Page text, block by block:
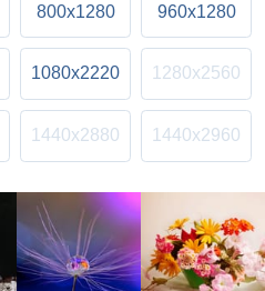
800x1280 960x1280
1080x2220 1280x2560
1440x2880 1440x2960